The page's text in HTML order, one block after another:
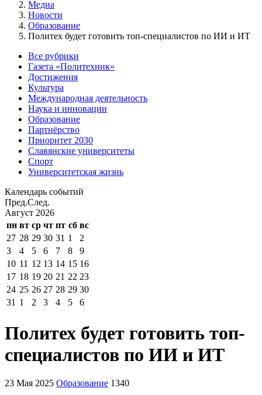
Медиа
Новости
Образование
Политех будет готовить топ-специалистов по ИИ и ИТ
Все рубрики
Газета «Политехник»
Достижения
Культура
Международная деятельность
Наука и инновации
Образование
Партнёрство
Приоритет 2030
Славянские университеты
Спорт
Университетская жизнь
Календарь событий
Пред.След.
Август 2026
пн вт ср чт пт сб вс
27 28 29 30 31 1
2
3
4 5 6 7 8
9
10 11 12 13 14 15 16
17 18 19 20 21 22 23
24 25 26 27 28 29 30
31 1 2 3 4 5 6
Политех будет готовить топ-
специалистов по ИИ и ИТ
23 Мая 2025 Образование 1340